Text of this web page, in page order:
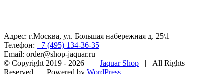
Адрес: г.Москва, ул. Большая набережная д. 25\1
Телефон: +7 (495) 134-36-35
Email: order@shop-jaquar.ru
© Copyright 2019 - 2026 | Jaquar Shop | All Rights
Reserved | Powered by WordPress